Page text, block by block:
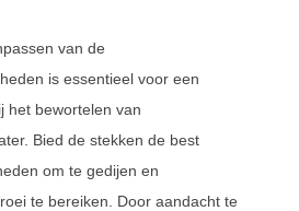
van de
is essentieel voor een
het bewortelen van
Bied de stekken de best
om te gedijen en
te bereiken. Door aandacht te